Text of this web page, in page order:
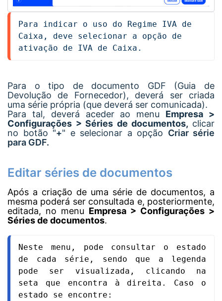
Para indicar o uso do Regime IVA de
Caixa, deve selecionar a opção de
ativação de IVA de Caixa.
Para o tipo de documento GDF (Guia de
Devolução de Fornecedor), deverá ser criada
uma série própria (que deverá ser comunicada).
Para tal, deverá aceder ao menu Empresa >
Configurações > Séries de documentos, clicar
no botão "+" e selecionar a opção Criar série
para GDF.
Editar séries de documentos
Após a criação de uma série de documentos, a
mesma poderá ser consultada e, posteriormente,
editada, no menu Empresa > Configurações >
Séries de documentos.
Neste menu, pode consultar o estado
de cada série, sendo que a legenda
pode ser visualizada, clicando na
seta que encontra à direita. Caso o
estado se encontre: